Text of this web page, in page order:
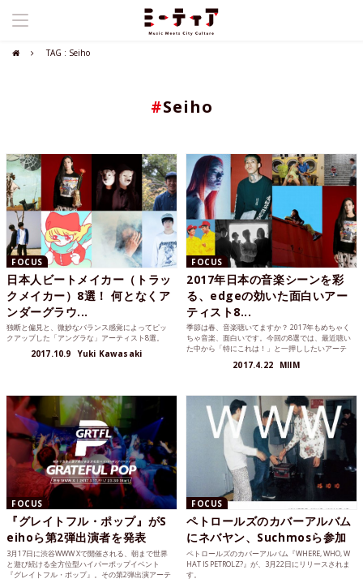
TAG : Seiho
#Seiho
FOCUS
日本人ビートメイカー（トラッ
クメイカー）8選！ 何となくア
ンダーグラウ...
独断と偏見と、微妙なバランス感覚によってピッ
クアップした「アングラな」アーティスト8選。
2017.10.9 Yuki Kawasaki
FOCUS
2017年日本の音楽シーンを彩
る、edgeの効いた面白いアー
ティスト8...
季節は春、音楽聴いてますか？ 2017年もめちゃく
ちゃ音楽、面白いです。今回の8選では、最近聴い
た中から「特にこれは！」と一押ししたいアーテ
2017.4.22 MIIM
FOCUS
『グレイトフル・ポップ』がS
eihoら第2弾出演者を発表
3月17日に渋谷WWW Xで開催される、朝まで世界
と遊び続ける全方位型ハイパーポップイベント
『グレイトフル・ポップ』。その第2弾出演アーテ
FOCUS
ペトロールズのカバーアルバム
にネバヤン、Suchmosら参加
ペトロールズのカバーアルバム『WHERE, WHO, W
HAT IS PETROLZ?』が、3月22日にリリースされま
す。